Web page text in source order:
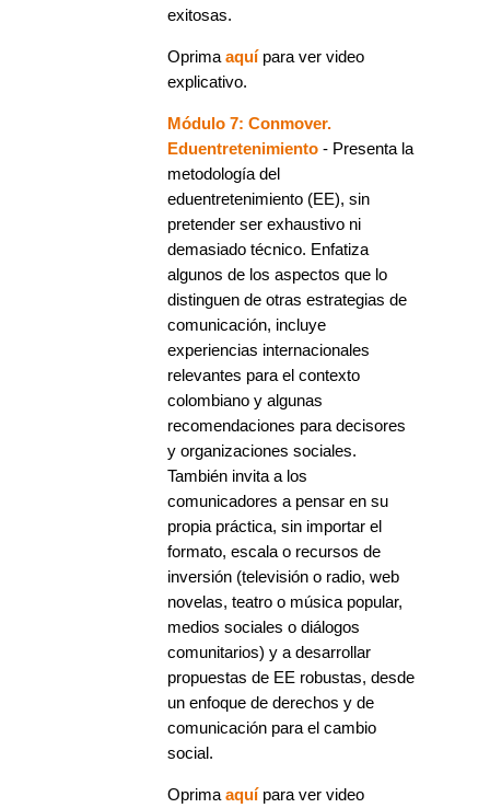
exitosas.
Oprima aquípara ver video
explicativo.
Módulo 7: Conmover.
Eduentretenimiento - Presenta la
metodología del
eduentretenimiento (EE), sin
pretender ser exhaustivo ni
demasiado técnico. Enfatiza
algunos de los aspectos que lo
distinguen de otras estrategias de
comunicación, incluye
experiencias internacionales
relevantes para el contexto
colombiano y algunas
recomendaciones para decisores
y organizaciones sociales.
También invita a los
comunicadores a pensar en su
propia práctica, sin importar el
formato, escala o recursos de
inversión (televisión o radio, web
novelas, teatro o música popular,
medios sociales o diálogos
comunitarios) y a desarrollar
propuestas de EE robustas, desde
un enfoque de derechos y de
comunicación para el cambio
social.
Oprima aquípara ver video